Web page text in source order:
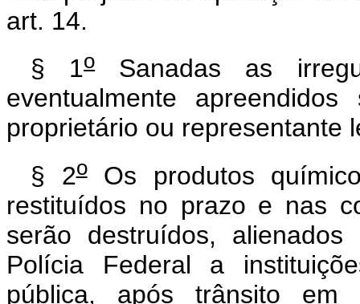
art. 14.
§ 1oSanadas as
eventualmente
proprietário ou representante
§ 2oOs produtos
restituídos no prazo e nas
serão destruídos,
Polícia Federal a
pública, após trânsito